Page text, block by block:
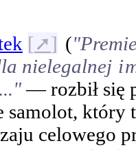
[➚] (
nielegalnej
..."— rozbił się
który
celowego